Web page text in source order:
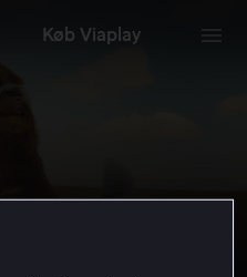
Køb Viaplay